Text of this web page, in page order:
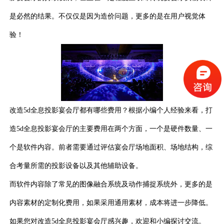
是必然的结果。不仅仅是因为造价问题，更多的是在用户视觉体
验！
改造5d全息投影宴会厅都有哪些费用？根据小编个人经验来看，打
造5d全息投影宴会厅的主要费用在两个方面，一个是硬件数量、一
个是软件内容。前者需要通过评估宴会厅场地面积、场地结构，综
合考量所需的投影设备以及其他辅助设备。
而软件内容除了常见的图像融合系统及动作捕捉系统外，更多的是
内容素材的定制化费用，如果采用通用素材，成本将进一步降低。
如果您对改造5d全息投影宴会厅感兴趣，欢迎和小编探讨交流。